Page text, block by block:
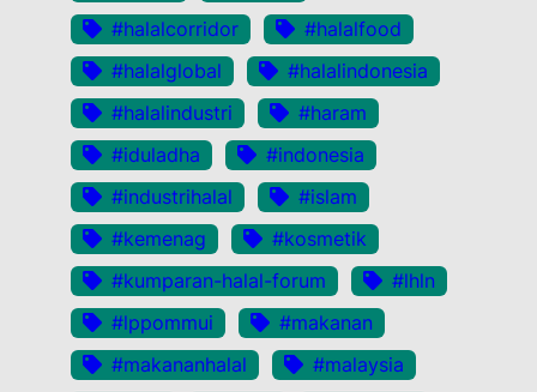
#halalcorridor
#halalfood
#halalglobal
#halalindonesia
#halalindustri
#haram
#iduladha
#indonesia
#industrihalal
#islam
#kemenag
#kosmetik
#kumparan-halal-forum
#lhln
#lppommui
#makanan
#makananhalal
#malaysia